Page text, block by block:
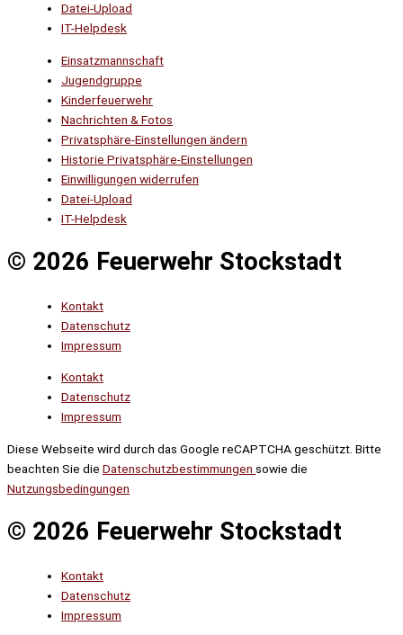
Datei-Upload
IT-Helpdesk
Einsatzmannschaft
Jugendgruppe
Kinderfeuerwehr
Nachrichten & Fotos
Privatsphäre-Einstellungen ändern
Historie Privatsphäre-Einstellungen
Einwilligungen widerrufen
Datei-Upload
IT-Helpdesk
© 2026 Feuerwehr Stockstadt
Kontakt
Datenschutz
Impressum
Kontakt
Datenschutz
Impressum
Diese Webseite wird durch das Google reCAPTCHA geschützt. Bitte
beachten Sie die Datenschutzbestimmungen sowie die
Nutzungsbedingungen
© 2026 Feuerwehr Stockstadt
Kontakt
Datenschutz
Impressum